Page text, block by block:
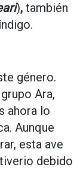
), también
género.
Ara,
ahora lo
Aunque
esta ave
debido